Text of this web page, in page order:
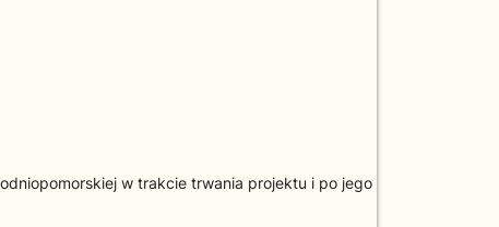
w trakcie trwania projektu i po jego